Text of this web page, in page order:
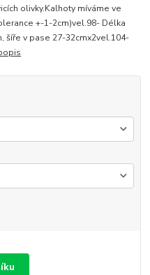
olivky.Kalhoty míváme ve
+-1-2cm)vel.98- Délka
šíře v pase 27-32cmx2vel.104-